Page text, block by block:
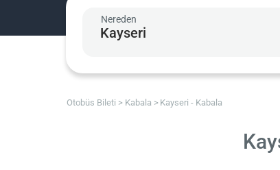
Nereden
Otobüs Bileti Kabala Kayseri - Kabala